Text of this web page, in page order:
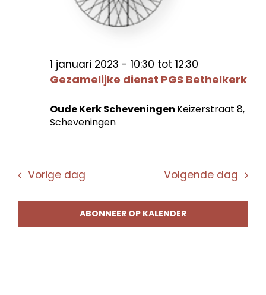
Gezamelijke dienst PGS Bethelkerk
1 januari 2023 - 10:30 tot 12:30
Oude Kerk Scheveningen Keizerstraat 8,
Scheveningen
Vorige dag Volgende dag
ABONNEER OP KALENDER